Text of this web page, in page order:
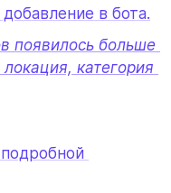
в бота.
появилось больше
категория